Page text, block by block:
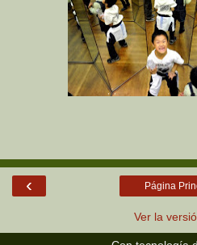
‹ Página
Ver la